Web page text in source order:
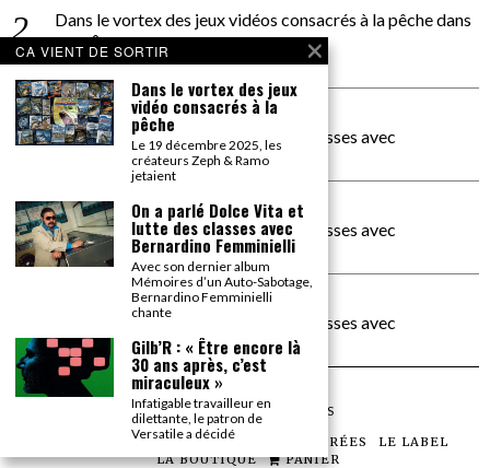
Dans le vortex des jeux vidéos consacrés à la pêchedans
PACÔME THIELLEMENT
La séance d’Hip Gnose
La Patrie
dans
On a parlé Dolce Vita et lutte des classes avec
Bernardino Femminielli
carte noire negra à l'o tiededans
On a parlé Dolce Vita et lutte des classes avec
Bernardino Femminielli
moise et son mascarédans
On a parlé Dolce Vita et lutte des classes avec
Bernardino Femminielli
©2026TOUS DROITS RÉSERVÉS
LES ARTICLES LE MAGAZINE LES SOIRÉES
LE LABEL
LA BOUTIQUE
PANIER
CA VIENT DE SORTIR
Dans le vortex des jeux
vidéo consacrés à la
pêche
Le 19 décembre 2025, les
créateurs Zeph & Ramo
jetaient
On a parlé Dolce Vita et
lutte des classes avec
Bernardino Femminielli
Avec son dernier album
Mémoires d’un Auto-Sabotage,
Bernardino Femminielli
chante
Gilb’R : « Être encore là
30 ans après, c’est
miraculeux »
Infatigable travailleur en
dilettante, le patron de
Versatile a décidé